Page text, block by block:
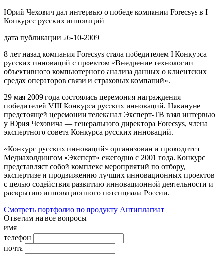
Юрий Чехович дал интервью о победе компании Forecsys в I
Конкурсе русских инноваций
дата публикации 26-10-2009
8 лет назад компания Forecsys стала победителем I Конкурса
русских инноваций с проектом «Внедрение технологии
объективного компьютерного анализа данных о клиентских
средах операторов связи и страховых компаний».
29 мая 2009 года состоялась церемония награждения
победителей VIII Конкурса русских инноваций. Накануне
предстоящей церемонии телеканал Эксперт-ТВ взял интервью
у Юрия Чеховича — генерального директора Forecsys, члена
экспертного совета Конкурса русских инноваций.
«Конкурс русских инноваций» организован и проводится
Медиахолдингом «Эксперт» ежегодно с 2001 года. Конкурс
представляет собой комплекс мероприятий по отбору,
экспертизе и продвижению лучших инновационных проектов
с целью содействия развитию инновационной деятельности и
раскрытию инновационного потенциала России.
Смотреть портфолио по продукту Антиплагиат
Ответим на все вопросы
имя
телефон
почта